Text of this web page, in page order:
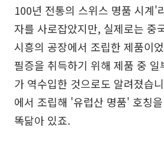
100년 전통의 스위스 명품 시계'
자를 사로잡았지만, 실제로는 중
시흥의 공장에서 조립한 제품이
필증을 취득하기 위해 제품 중 일
가 역수입한 것으로도 알려졌습
에서 조립해 '유럽산 명품' 호칭
똑닮아 있죠.